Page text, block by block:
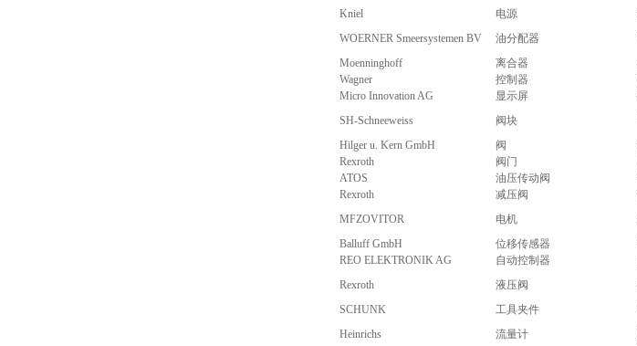
Kniel
电源
WOERNER Smeersystemen BV
油分配器
Moenninghoff
离合器
Wagner
控制器
Micro Innovation AG
显示屏
SH-Schneeweiss
阀块
Hilger u. Kern GmbH
阀
Rexroth
阀门
ATOS
油压传动阀
Rexroth
减压阀
MFZOVITOR
电机
Balluff GmbH
位移传感器
REO ELEKTRONIK AG
自动控制器
Rexroth
液压阀
SCHUNK
工具夹件
Heinrichs
流量计